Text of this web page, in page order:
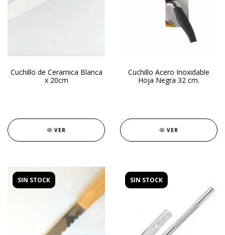
Cuchillo de Ceramica Blanca
x 20cm
VER
Cuchillo Acero Inoxidable
Hoja Negra 32 cm.
VER
SIN STOCK SIN STOCK